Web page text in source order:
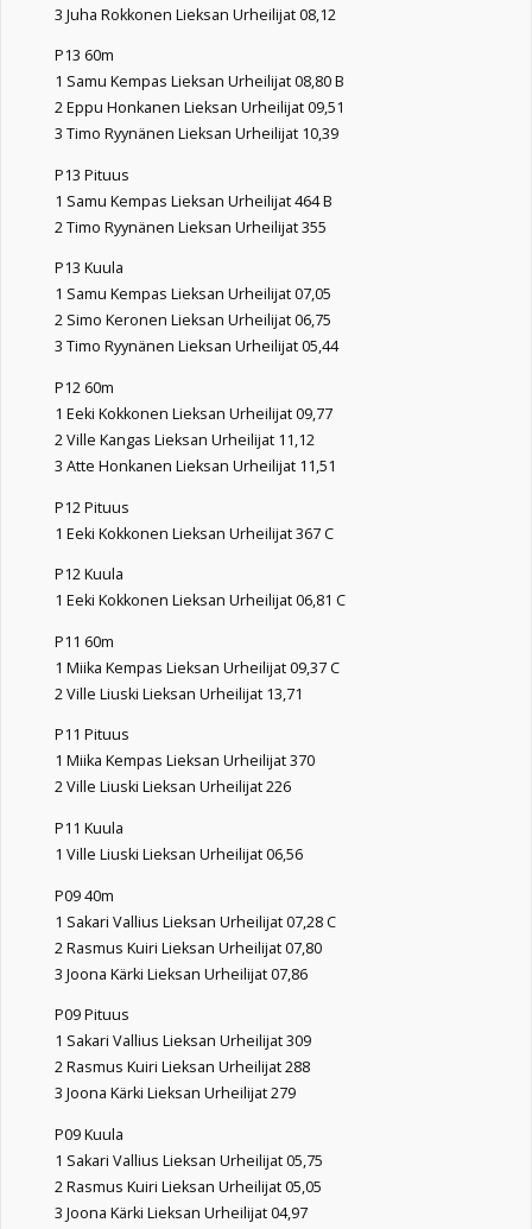
3 Juha Rokkonen Lieksan Urheilijat 08,12
P13 60m
1 Samu Kempas Lieksan Urheilijat 08,80 B
2 Eppu Honkanen Lieksan Urheilijat 09,51
3 Timo Ryynänen Lieksan Urheilijat 10,39
P13 Pituus
1 Samu Kempas Lieksan Urheilijat 464 B
2 Timo Ryynänen Lieksan Urheilijat 355
P13 Kuula
1 Samu Kempas Lieksan Urheilijat 07,05
2 Simo Keronen Lieksan Urheilijat 06,75
3 Timo Ryynänen Lieksan Urheilijat 05,44
P12 60m
1 Eeki Kokkonen Lieksan Urheilijat 09,77
2 Ville Kangas Lieksan Urheilijat 11,12
3 Atte Honkanen Lieksan Urheilijat 11,51
P12 Pituus
1 Eeki Kokkonen Lieksan Urheilijat 367 C
P12 Kuula
1 Eeki Kokkonen Lieksan Urheilijat 06,81 C
P11 60m
1 Miika Kempas Lieksan Urheilijat 09,37 C
2 Ville Liuski Lieksan Urheilijat 13,71
P11 Pituus
1 Miika Kempas Lieksan Urheilijat 370
2 Ville Liuski Lieksan Urheilijat 226
P11 Kuula
1 Ville Liuski Lieksan Urheilijat 06,56
P09 40m
1 Sakari Vallius Lieksan Urheilijat 07,28 C
2 Rasmus Kuiri Lieksan Urheilijat 07,80
3 Joona Kärki Lieksan Urheilijat 07,86
P09 Pituus
1 Sakari Vallius Lieksan Urheilijat 309
2 Rasmus Kuiri Lieksan Urheilijat 288
3 Joona Kärki Lieksan Urheilijat 279
P09 Kuula
1 Sakari Vallius Lieksan Urheilijat 05,75
2 Rasmus Kuiri Lieksan Urheilijat 05,05
3 Joona Kärki Lieksan Urheilijat 04,97